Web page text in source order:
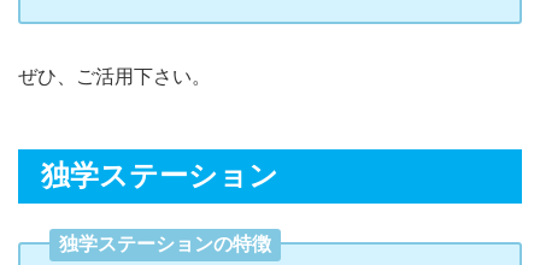
ぜひ、ご活用下さい。
独学ステーション
独学ステーションの特徴